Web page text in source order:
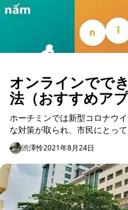
オンラインでで
法（おすすめア
ど）
ホーチミンでは新型コロナウ
な対策が取られ、市民にとっ
段どおりの生活が送れない中
の方も多いのでは...
渋澤怜2021年8月24日